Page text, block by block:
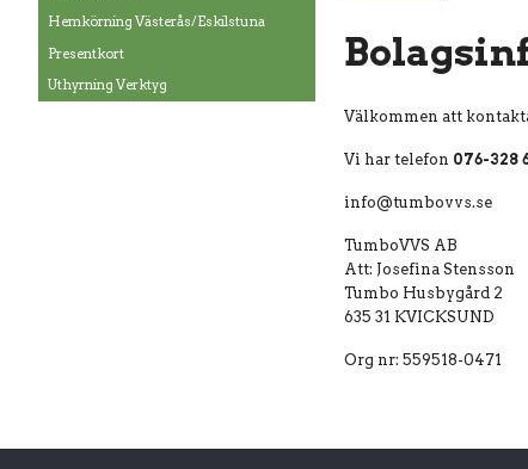
Hemkörning Västerås/Eskilstuna
Presentkort
Uthyrning Verktyg
Välkommen att
Vi har telefon 076-328
info@tumbovvs.se
TumboVVS AB
Att: Josefina Stensson
Tumbo Husbygård 2
635 31 KVICKSUND
Org nr: 559518-0471